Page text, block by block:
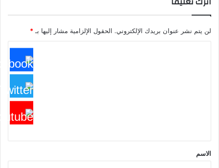
لن يتم نشر عنوان بريدك الإلكتروني. الحقول الإلزامية مشار إليها بـ *
*
الاسم